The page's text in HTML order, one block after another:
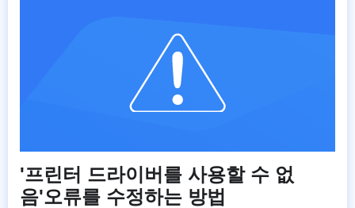
'프린터 드라이버를 사용할 수 없
음'오류를 수정하는 방법